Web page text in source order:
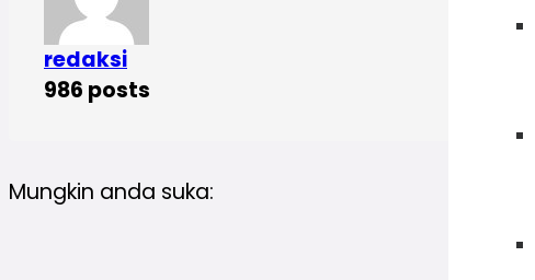
redaksi
986 posts
Mungkin anda suka: